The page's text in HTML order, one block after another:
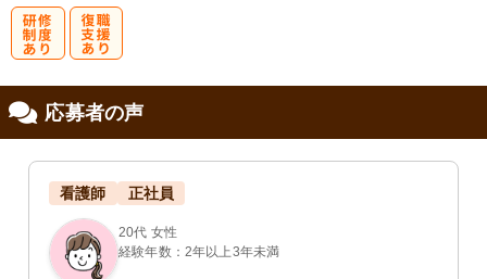
応募者の声
看護師 正社員
20代 女性
経験年数：2年以上3年未満